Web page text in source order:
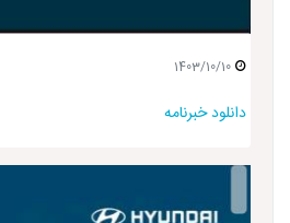
1403/10/10
دانلود خبرنامه